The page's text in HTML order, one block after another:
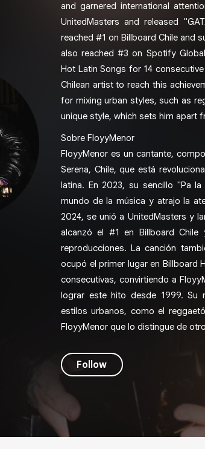
and garnered international
UnitedMasters and released
reached #1 on Billboard Chile and
also reached #3 on Spotify
Hot Latin Songs for 14
Chilean artist to reach this
for mixing urban styles, such as
unique style, which sets him apart
Sobre FloyyMenor
FloyyMenor es un cantante,
Serena, Chile, que está
latina. En 2023, su sencillo "Pa
mundo de la música y atrajo la
2024, se unió a UnitedMasters y
alcanzó el #1 en Billboard
reproducciones. La canción
ocupó el primer lugar en Billboard
consecutivas, convirtiendo a
lograr este hito desde 1999. Su
estilos urbanos, como el
FloyyMenor que lo distingue de
Follow